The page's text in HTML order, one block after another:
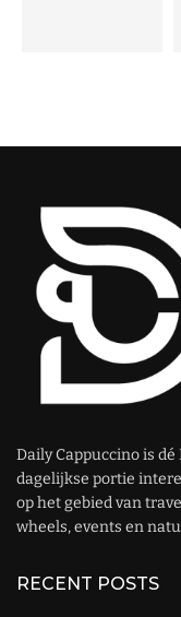
Daily Cappuccino is
dagelijkse portie
op het gebied van
wheels, events en
RECENT POSTS